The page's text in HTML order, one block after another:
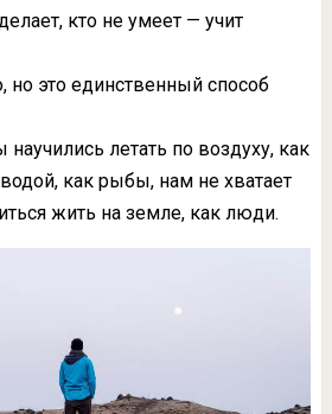
кто не умеет — учит
но это единственный способ
летать по воздуху, как
как рыбы, нам не хватает
жить на земле, как люди.